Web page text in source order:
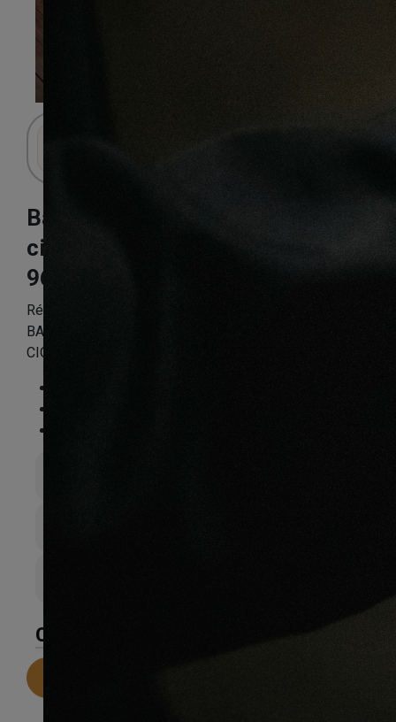
Bambou
cioccolato
96X15X960mm
Référence:
BAMBOU MASSIF VERNI HORIZONTAL MAT
CIOCCOLATO 96X15X960MM
CARACTÉRISTIQUES